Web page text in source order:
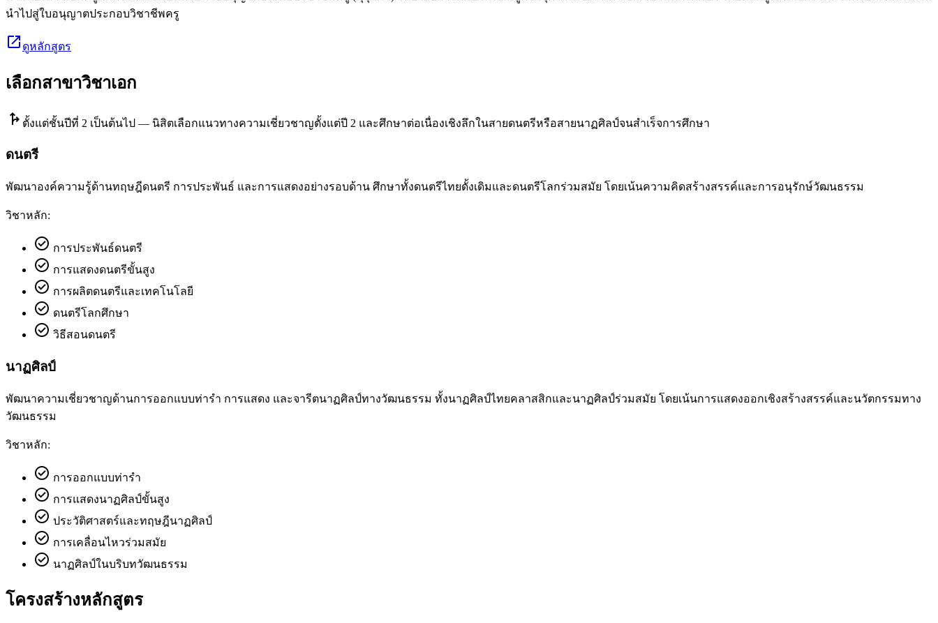
นำไปสู่ใบอนุญาตประกอบวิชาชีพครู
open_in_new ดูหลักสูตร
เลือกสาขาวิชาเอก
fork_right ตั้งแต่ชั้นปีที่ 2 เป็นต้นไป — นิสิตเลือกแนวทางความเชี่ยวชาญตั้งแต่ปี 2 และศึกษาต่อเนื่องเชิงลึกในสายดนตรีหรือสายนาฏศิลป์จนสำเร็จการศึกษา
ดนตรี
พัฒนาองค์ความรู้ด้านทฤษฎีดนตรี การประพันธ์ และการแสดงอย่างรอบด้าน ศึกษาทั้งดนตรีไทยดั้งเดิมและดนตรีโลกร่วมสมัย โดยเน้นความคิดสร้างสรรค์และการอนุรักษ์วัฒนธรรม
วิชาหลัก:
check_circle การประพันธ์ดนตรี
check_circle การแสดงดนตรีขั้นสูง
check_circle การผลิตดนตรีและเทคโนโลยี
check_circle ดนตรีโลกศึกษา
check_circle วิธีสอนดนตรี
นาฏศิลป์
พัฒนาความเชี่ยวชาญด้านการออกแบบท่ารำ การแสดง และจารีตนาฏศิลป์ทางวัฒนธรรม ทั้งนาฏศิลป์ไทยคลาสสิกและนาฏศิลป์ร่วมสมัย โดยเน้นการแสดงออกเชิงสร้างสรรค์และนวัตกรรมทาง
วัฒนธรรม
วิชาหลัก:
check_circle การออกแบบท่ารำ
check_circle การแสดงนาฏศิลป์ขั้นสูง
check_circle ประวัติศาสตร์และทฤษฎีนาฏศิลป์
check_circle การเคลื่อนไหวร่วมสมัย
check_circle นาฏศิลป์ในบริบทวัฒนธรรม
โครงสร้างหลักสูตร